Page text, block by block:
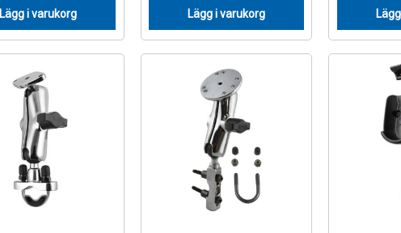
Lägg i varukorg
Lägg i varukorg